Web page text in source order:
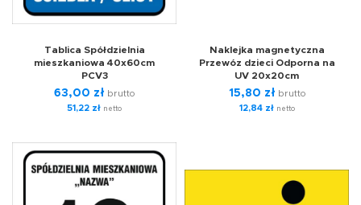
Tablica Spółdzielnia
mieszkaniowa 40x60cm
PCV3
63,00 zł brutto
51,22 zł netto
Naklejka magnetyczna
Przewóz dzieci Odporna na
UV 20x20cm
15,80 zł brutto
12,84 złnetto